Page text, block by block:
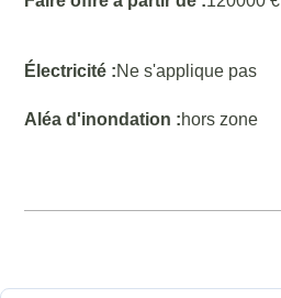
Électricité :Ne s'applique pas
Aléa d'inondation :hors zone